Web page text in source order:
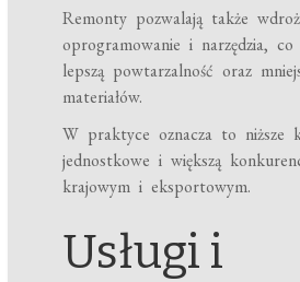
Remonty pozwalają także
oprogramowanie i narzędzia, co
lepszą powtarzalność oraz
materiałów.
W praktyce oznacza to niższe
jednostkowe i większą
krajowym i eksportowym.
Usługi i